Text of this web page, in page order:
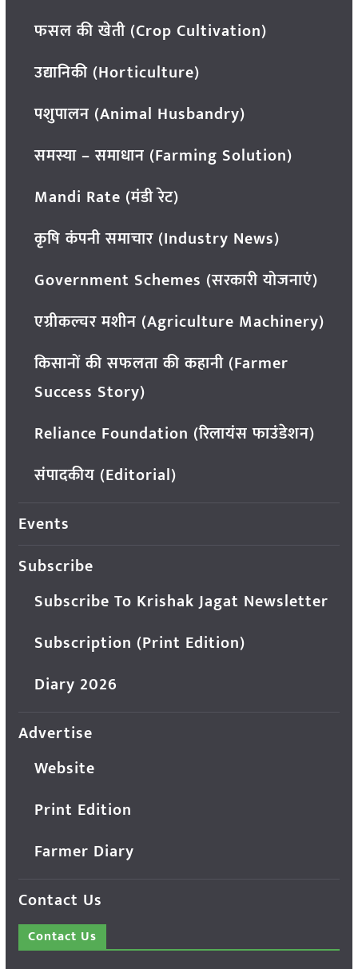
फसल की खेती (Crop Cultivation)
उद्यानिकी (Horticulture)
पशुपालन (Animal Husbandry)
समस्या – समाधान (Farming Solution)
Mandi Rate (मंडी रेट)
कृषि कंपनी समाचार (Industry News)
Government Schemes (सरकारी योजनाएं)
एग्रीकल्चर मशीन (Agriculture Machinery)
किसानों की सफलता की कहानी (Farmer
Success Story)
Reliance Foundation (रिलायंस फाउंडेशन)
संपादकीय (Editorial)
Events
Subscribe
Subscribe To Krishak Jagat Newsletter
Subscription (Print Edition)
Diary 2026
Advertise
Website
Print Edition
Farmer Diary
Contact Us
Contact Us